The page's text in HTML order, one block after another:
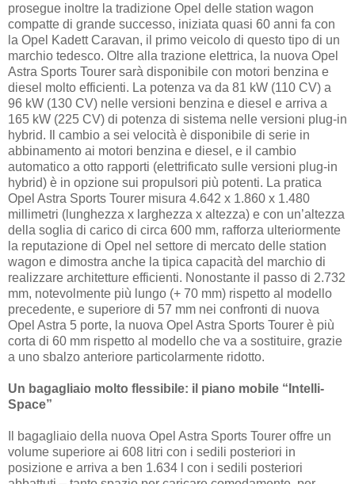
prosegue inoltre la tradizione Opel delle station wagon
compatte di grande successo, iniziata quasi 60 anni fa con
la Opel Kadett Caravan, il primo veicolo di questo tipo di un
marchio tedesco. Oltre alla trazione elettrica, la nuova Opel
Astra Sports Tourer sarà disponibile con motori benzina e
diesel molto efficienti. La potenza va da 81 kW (110 CV) a
96 kW (130 CV) nelle versioni benzina e diesel e arriva a
165 kW (225 CV) di potenza di sistema nelle versioni plug-in
hybrid. Il cambio a sei velocità è disponibile di serie in
abbinamento ai motori benzina e diesel, e il cambio
automatico a otto rapporti (elettrificato sulle versioni plug-in
hybrid) è in opzione sui propulsori più potenti. La pratica
Opel Astra Sports Tourer misura 4.642 x 1.860 x 1.480
millimetri (lunghezza x larghezza x altezza) e con un’altezza
della soglia di carico di circa 600 mm, rafforza ulteriormente
la reputazione di Opel nel settore di mercato delle station
wagon e dimostra anche la tipica capacità del marchio di
realizzare architetture efficienti. Nonostante il passo di 2.732
mm, notevolmente più lungo (+ 70 mm) rispetto al modello
precedente, e superiore di 57 mm nei confronti di nuova
Opel Astra 5 porte, la nuova Opel Astra Sports Tourer è più
corta di 60 mm rispetto al modello che va a sostituire, grazie
a uno sbalzo anteriore particolarmente ridotto.
Un bagagliaio molto flessibile: il piano mobile “Intelli-
Space”
Il bagagliaio della nuova Opel Astra Sports Tourer offre un
volume superiore ai 608 litri con i sedili posteriori in
posizione e arriva a ben 1.634 l con i sedili posteriori